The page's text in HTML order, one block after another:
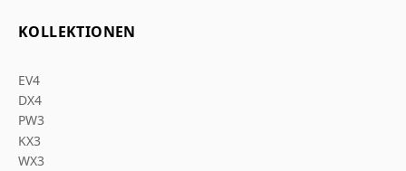
KOLLEKTIONEN
EV4
DX4
PW3
KX3
WX3